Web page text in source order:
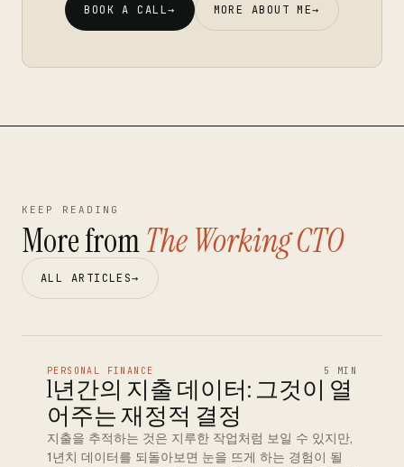
BOOK A CALL→ MORE ABOUT ME→
KEEP READING
More fromThe Working CTO
ALL ARTICLES→
PERSONAL FINANCE 5 MIN
1년간의 지출 데이터: 그것이 열
어주는 재정적 결정
지출을 추적하는 것은 지루한 작업처럼 보일 수 있지만,
1년치 데이터를 되돌아보면 눈을 뜨게 하는 경험이 될